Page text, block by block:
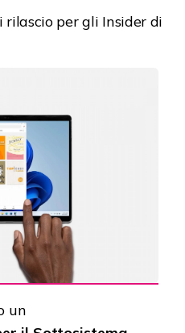
rilascio per gli Insider di
un